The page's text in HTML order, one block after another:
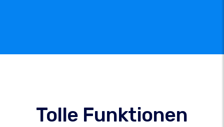
Tolle Funktionen